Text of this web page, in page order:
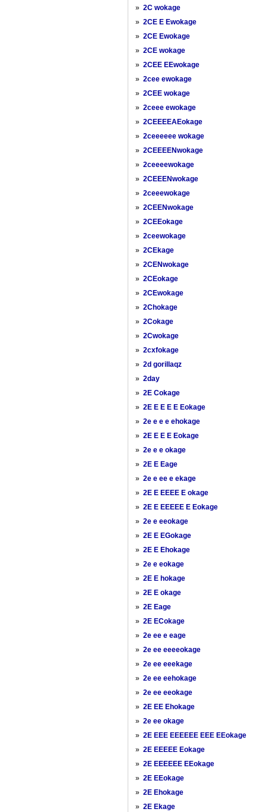
» 2C wokage
» 2CE E Ewokage
» 2CE Ewokage
» 2CE wokage
» 2CEE EEwokage
» 2cee ewokage
» 2CEE wokage
» 2ceee ewokage
» 2CEEEEAEokage
» 2ceeeeee wokage
» 2CEEEENwokage
» 2ceeeewokage
» 2CEEENwokage
» 2ceeewokage
» 2CEENwokage
» 2CEEokage
» 2ceewokage
» 2CEkage
» 2CENwokage
» 2CEokage
» 2CEwokage
» 2Chokage
» 2Cokage
» 2Cwokage
» 2cxfokage
» 2d gorillaqz
» 2day
» 2E Cokage
» 2E E E E E Eokage
» 2e e e e ehokage
» 2E E E E Eokage
» 2e e e okage
» 2E E Eage
» 2e e ee e ekage
» 2E E EEEE E okage
» 2E E EEEEE E Eokage
» 2e e eeokage
» 2E E EGokage
» 2E E Ehokage
» 2e e eokage
» 2E E hokage
» 2E E okage
» 2E Eage
» 2E ECokage
» 2e ee e eage
» 2e ee eeeeokage
» 2e ee eeekage
» 2e ee eehokage
» 2e ee eeokage
» 2E EE Ehokage
» 2e ee okage
» 2E EEE EEEEEE EEE EEokage
» 2E EEEEE Eokage
» 2E EEEEEE EEokage
» 2E EEokage
» 2E Ehokage
» 2E Ekage